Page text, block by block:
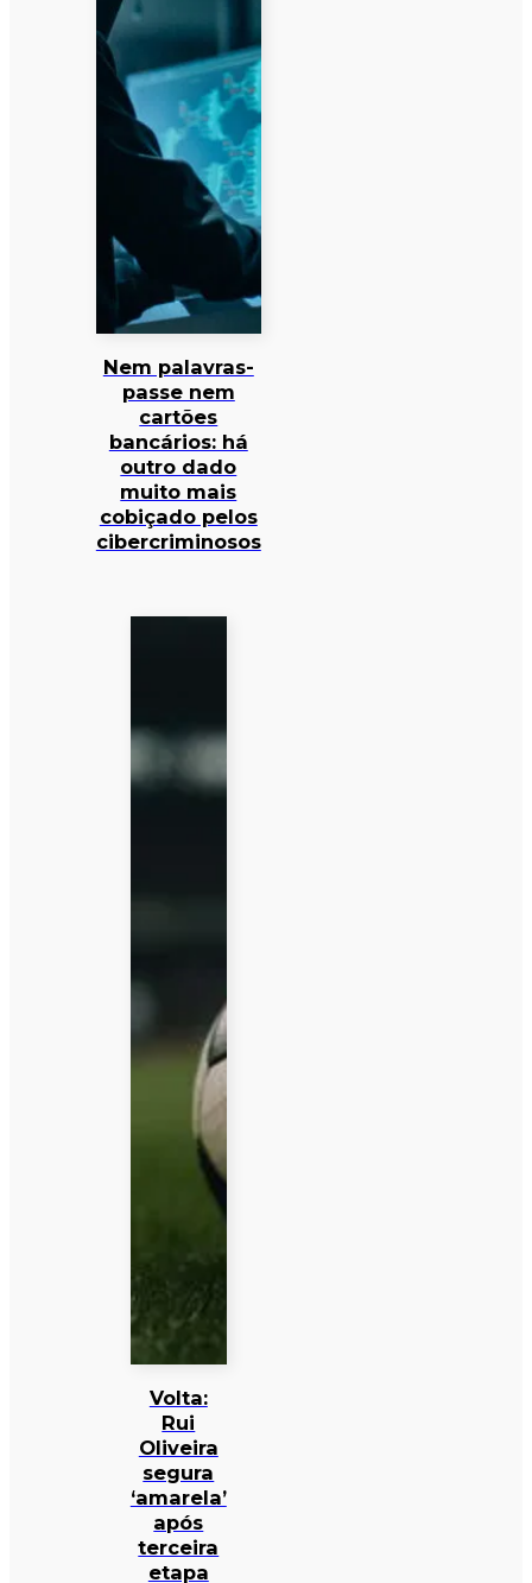
Nem palavras-
passe nem
cartões
bancários: há
outro dado
muito mais
cobiçado pelos
cibercriminosos
Volta:
Rui
Oliveira
segura
‘amarela’
após
terceira
etapa